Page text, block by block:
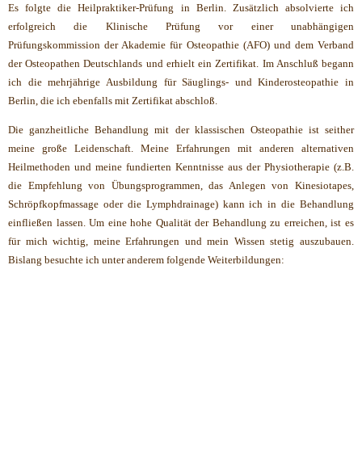
Es folgte die Heilpraktiker-Prüfung in Berlin. Zusätzlich absolvierte ich
erfolgreich die Klinische Prüfung vor einer unabhängigen
Prüfungskommission der Akademie für Osteopathie (AFO) und dem Verband
der Osteopathen Deutschlands und erhielt ein Zertifikat. Im Anschluß begann
ich die mehrjährige Ausbildung für Säuglings- und Kinderosteopathie in
Berlin, die ich ebenfalls mit Zertifikat abschloß.
Die ganzheitliche Behandlung mit der klassischen Osteopathie ist seither
meine große Leidenschaft. Meine Erfahrungen mit anderen alternativen
Heilmethoden und meine fundierten Kenntnisse aus der Physiotherapie (z.B.
die Empfehlung von Übungsprogrammen, das Anlegen von Kinesiotapes,
Schröpfkopfmassage oder die Lymphdrainage) kann ich in die Behandlung
einfließen lassen. Um eine hohe Qualität der Behandlung zu erreichen, ist es
für mich wichtig, meine Erfahrungen und mein Wissen stetig auszubauen.
Bislang besuchte ich unter anderem folgende Weiterbildungen: